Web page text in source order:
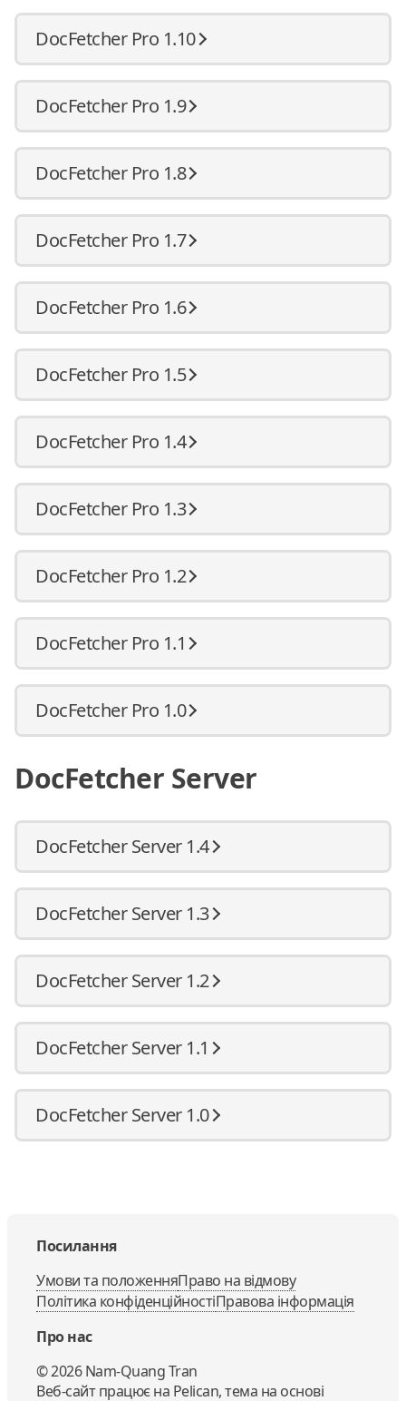
DocFetcher Pro 1.10
DocFetcher Pro 1.9
DocFetcher Pro 1.8
DocFetcher Pro 1.7
DocFetcher Pro 1.6
DocFetcher Pro 1.5
DocFetcher Pro 1.4
DocFetcher Pro 1.3
DocFetcher Pro 1.2
DocFetcher Pro 1.1
DocFetcher Pro 1.0
DocFetcher Server
DocFetcher Server 1.4
DocFetcher Server 1.3
DocFetcher Server 1.2
DocFetcher Server 1.1
DocFetcher Server 1.0
Посилання
Умови та положенняПраво на відмову
Політика конфіденційностіПравова інформація
Про нас
©2026Nam-Quang Tran
Веб-сайт працює на Pelican, тема на основі